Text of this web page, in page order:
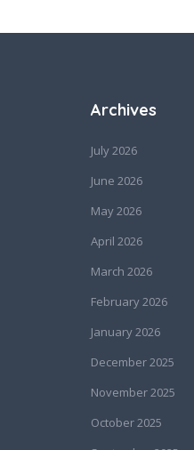
Archives
July 2026
June 2026
May 2026
April 2026
March 2026
February 2026
January 2026
December 2025
November 2025
October 2025